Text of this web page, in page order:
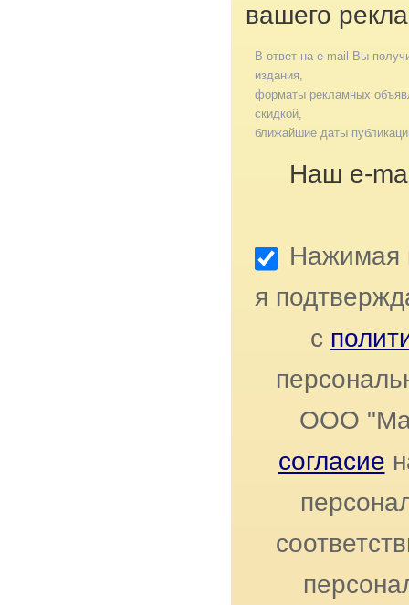
вашего
В ответ на e-mail Вы
издания,
форматы рекламных
скидкой,
ближайшие даты
Наш e-
Нажимая
я
с
ООО
согласие